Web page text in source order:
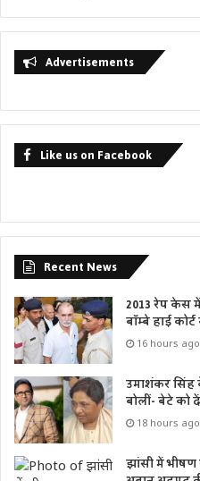
Advertisements
Like us on Facebook
Recent News
2013 रेप केस
बॉम्बे हाई
16 hours ago
उमाशंकर सिंह
बोलीं- बेटे को
18 hours ago
झांसी में